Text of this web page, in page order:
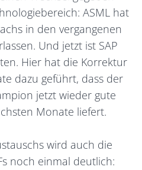
ASML hat
in den vergangenen
Und jetzt ist SAP
Hier hat die Korrektur
dazu geführt, dass der
jetzt wieder gute
Monate liefert.
wird auch die
noch einmal deutlich: